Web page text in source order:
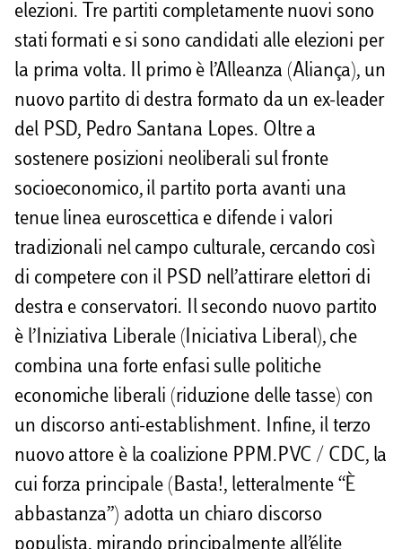
elezioni. Tre partiti completamente nuovi sono
stati formati e si sono candidati alle elezioni per
la prima volta. Il primo è l’Alleanza (Aliança), un
nuovo partito di destra formato da un ex-leader
del PSD, Pedro Santana Lopes. Oltre a
sostenere posizioni neoliberali sul fronte
socioeconomico, il partito porta avanti una
tenue linea euroscettica e difende i valori
tradizionali nel campo culturale, cercando così
di competere con il PSD nell’attirare elettori di
destra e conservatori. Il secondo nuovo partito
è l’Iniziativa Liberale (Iniciativa Liberal), che
combina una forte enfasi sulle politiche
economiche liberali (riduzione delle tasse) con
un discorso anti-establishment. Infine, il terzo
nuovo attore è la coalizione PPM.PVC / CDC, la
cui forza principale (Basta!, letteralmente “È
abbastanza”) adotta un chiaro discorso